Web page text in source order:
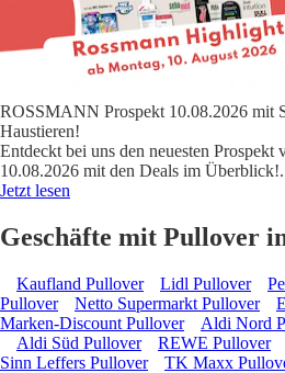
ROSSMANN Prospekt 10.08.2026 mit
Haustieren!
Entdeckt bei uns den neuesten
10.08.2026 mit den Deals im Überblick!
Jetzt lesen
Geschäfte mit Pullover
Kaufland Pullover Lidl Pullover
Pullover
Netto Supermarkt Pullover
Marken-Discount Pullover
Aldi Nord
Aldi Süd Pullover
REWE Pullover
Sinn Leffers Pullover
TK Maxx